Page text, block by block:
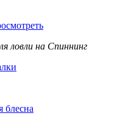
ловли на Спиннинг